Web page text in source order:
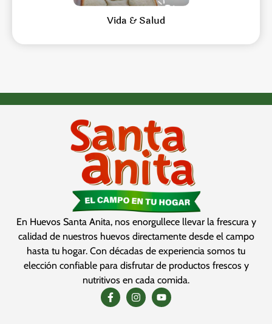
Vida & Salud
En Huevos Santa Anita, nos enorgullece llevar la frescura y
calidad de nuestros huevos directamente desde el campo
hasta tu hogar. Con décadas de experiencia somos tu
elección confiable para disfrutar de productos frescos y
nutritivos en cada comida.